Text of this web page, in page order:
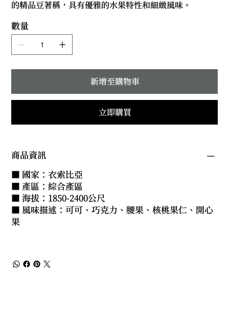
的精品豆著稱，具有優雅的水果特性和細緻風味。
數量
新增至購物車
立即購買
商品資訊
■ 國家：衣索比亞
■ 產區：綜合產區
■ 海拔：1850-2400公尺
■ 風味描述：可可、巧克力、腰果、核桃果仁、開心
果